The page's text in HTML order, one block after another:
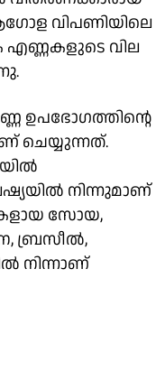
വിപണിയിലെ
എണ്ണകളുടെ വില
ഉപഭോഗത്തിന്റെ
ചെയ്യുന്നത്.
നിന്നുമാണ്
സോയ,
ബ്രസീല്‍,
നിന്നാണ്